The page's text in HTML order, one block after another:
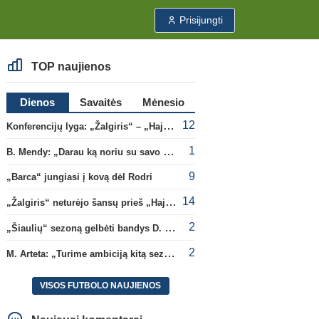
Prisijungti
TOP naujienos
Dienos Savaitės
Mėnesio
Konferencijų lyga: „Žalgiris“ – „Hajduk“ (rungtynės tiesiogiai)
12
B. Mendy: „Darau ką noriu su savo pasaulio čempionato titulu“ 1
„Barca“ jungiasi į kovą dėl Rodri 9
„Žalgiris“ neturėjo šansų prieš „Hajduk“ 14
„Šiaulių“ sezoną gelbėti bandys D. Lastauskas 2
M. Arteta: „Turime ambiciją kitą sezoną kovoti dėl visų titulų“ 2
VISOS FUTBOLO NAUJIENOS